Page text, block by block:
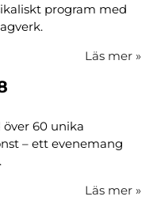
program med
Läs mer »
60 unika
– ett evenemang
Läs mer »